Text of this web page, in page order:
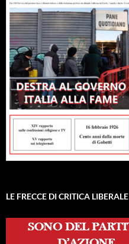
LE FRECCE DI CRITICA LIBERALE